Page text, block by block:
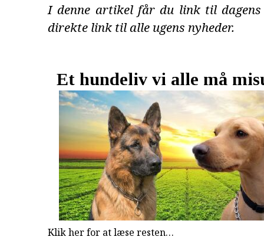
I denne artikel får du link til dagens
direkte link til alle ugens nyheder.
Et hundeliv vi alle må
Klik her for at læse resten…